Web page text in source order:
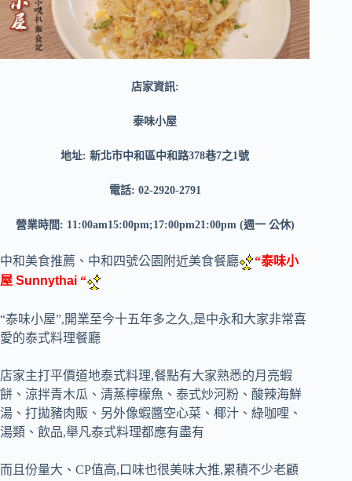
店家資訊:
泰味小屋
地址: 新北市中和區中和路378巷7之1號
電話: 02-2920-2791
營業時間: 11:00am15:00pm;17:00pm21:00pm (週一 公休)
中和美食推薦、中和四號公園附近美食餐廳
“泰味小
屋 Sunnythai “
“泰味小屋”,開業至今十五年多之久,是中永和大家非常喜
愛的泰式料理餐廳
店家主打平價道地泰式料理,餐點有大家熟悉的月亮蝦
餅、涼拌青木瓜、清蒸檸檬魚、泰式炒河粉、酸辣海鮮
湯、打拋豬肉販、另外像蝦醬空心菜、椰汁、綠咖哩、
湯類、飲品,舉凡泰式料理都應有盡有
而且份量大、CP值高,口味也很美味大推,累積不少老顧